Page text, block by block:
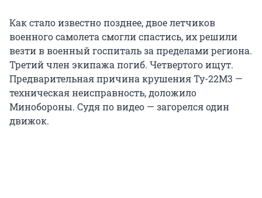
Как стало известно позднее, двое летчиков
военного самолета смогли спастись, их решили
везти в военный госпиталь за пределами региона.
Третий член экипажа погиб. Четвертого ищут.
Предварительная причина крушения Ту-22М3 —
техническая неисправность, доложило
Минобороны. Судя по видео — загорелся один
движок.